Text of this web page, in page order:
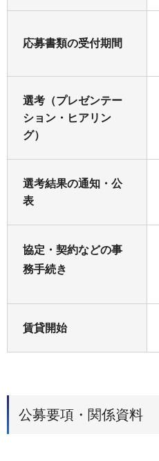
応募書類の受付期間
選考（プレゼンテー
ション・ヒアリン
グ）
選考結果の通知・公
表
協定・契約などの事
務手続き
賃貸開始
公募要項・関係資料